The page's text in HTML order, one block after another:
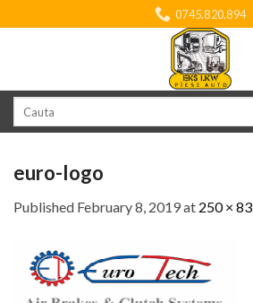
to
0745.820.894
euro-logo
Published February 8, 2019at 250 × 83